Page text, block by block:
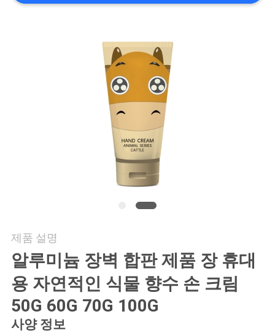
용
문
을
요
제품 설명
알루미늄 장벽 합판 제품 장 휴대
용 자연적인 식물 향수 손 크림
50G 60G 70G 100G
사양 정보